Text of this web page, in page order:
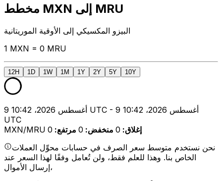
مخطط MXN إلى MRU
البيزو المكسيكي إلى الأوقية الموريتانية
1 MXN = 0 MRU
12H 1D 1W 1M 1Y 2Y 5Y 10Y
9 أغسطس 2026، 10:42 UTC - 9 أغسطس 2026، 10:42
UTC
MXN/MRU
إغلاق:
0 منخفض:
0 مرتفع:
0
نحن نستخدم متوسط سعر الصرف في حسابات محوِّل العملات
الخاص بنا. وهذا للعلم فقط، ولن تُعامل وفقًا لهذا السعر عند
إرسال الأموال،